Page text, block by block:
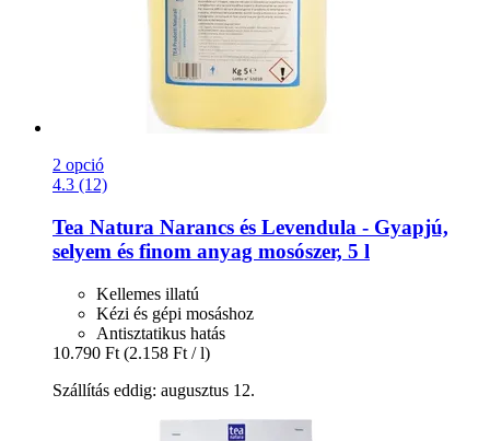
2 opció
4.3 (12)
Tea Natura Narancs és Levendula -​ Gyapjú,
selyem és finom anyag mosószer, 5 l
Kellemes illatú
Kézi és gépi mosáshoz
Antisztatikus hatás
10.790 Ft (2.158 Ft / l)
Szállítás eddig: augusztus 12.